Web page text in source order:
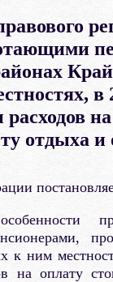
в
отдыха и
к ним
на оплату